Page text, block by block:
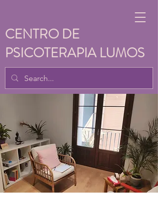
CENTRO DE
PSICOTERAPIA LUMOS